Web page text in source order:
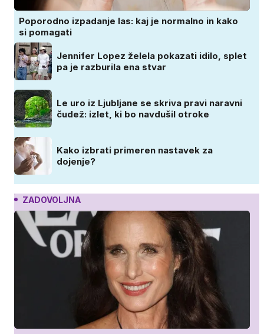
Poporodno izpadanje las: kaj je normalno in kako
si pomagati
Jennifer Lopez želela pokazati idilo, splet
pa je razburila ena stvar
Le uro iz Ljubljane se skriva pravi naravni
čudež: izlet, ki bo navdušil otroke
Kako izbrati primeren nastavek za
dojenje?
ZADOVOLJNA